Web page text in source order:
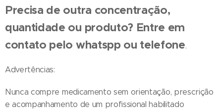
Precisa de outra concentração,
quantidade ou produto? Entre em
contato pelo whatspp ou telefone.
Advertências:
Nunca compre medicamento sem orientação, prescrição
e acompanhamento de um profissional habilitado